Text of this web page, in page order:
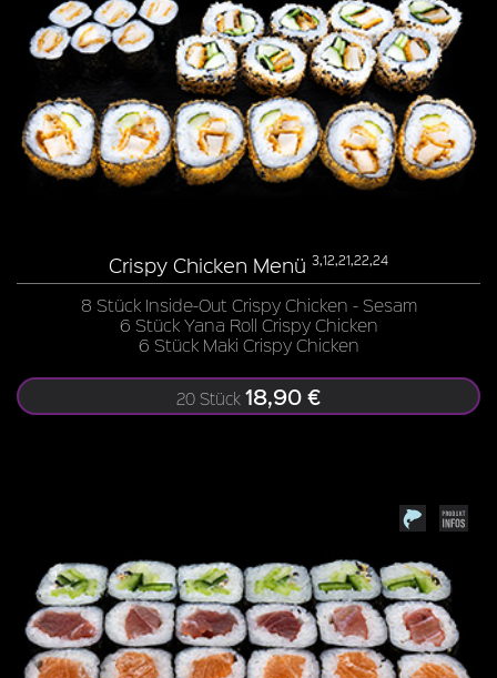
Crispy Chicken Menü 3,12,21,22,24
8 Stück Inside-Out Crispy Chicken - Sesam
6 Stück Yana Roll Crispy Chicken
6 Stück Maki Crispy Chicken
20 Stück 18,90 €